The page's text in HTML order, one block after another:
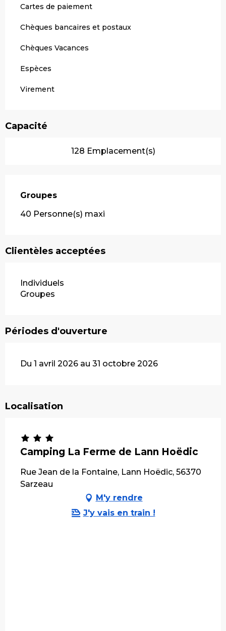
Cartes de paiement
Chèques bancaires et postaux
Chèques Vacances
Espèces
Virement
Capacité
128 Emplacement(s)
Groupes
Groupes
40 Personne(s) maxi
Clientèles acceptées
Individuels
Groupes
Périodes d'ouverture
Du 1 avril 2026 au 31 octobre 2026
Localisation
Camping La Ferme de Lann Hoëdic
Rue Jean de la Fontaine, Lann Hoëdic, 56370
Sarzeau
M'y rendre
J'y vais en train !